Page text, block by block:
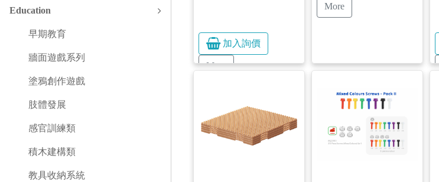
Education
早期教育
牆面遊戲系列
塗鴉創作遊戲
肢體發展
感官訓練類
積木建構類
教具收納系統
加入詢價
More
More